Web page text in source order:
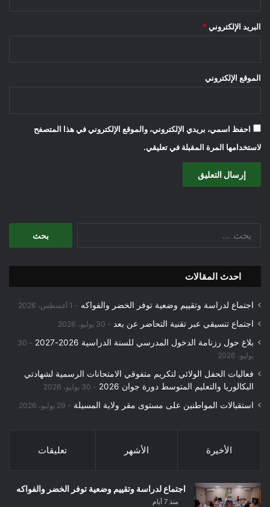
البريد الإلكتروني *
الموقع الإلكتروني
احفظ اسمي، بريدي الإلكتروني، والموقع الإلكتروني في هذا المتصفح
لاستخدامها المرة المقبلة في تعليقي.
احدث المقالات
اجتماع لدراسة وتقييم وضعية توفر الخضر والفواكه 1 أغسطس، 2026
اجتماع تنسيقي عبر تقنية التحاضر عن بعد 30 يوليو، 2026
بلاغ حول رزنامة الدخول المدرسي للسنة الدراسية 2026-2027
30
يوليو، 2026
فعاليات الحفل الولائي لتكريم متفوقي الامتحانات الرسمية لشهادتي
البكالوريا والتعليم المتوسط دورة جوان 2026
30 يوليو، 2026
استقبالات المواطنين على مستوى مقر ولاية المسيلة 29 يوليو، 2026
الأخيرة الأشهر تعليقات
اجتماع لدراسة وتقييم وضعية توفر الخضر والفواكه
منذ 7 أيام